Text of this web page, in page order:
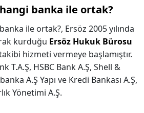
banka ile ortak?
ile ortak?, Ersöz 2005 yılında
kurduğu Ersöz Hukuk Bürosu
hizmeti vermeye başlamıştır.
T.A.Ş, HSBC Bank A.Ş, Shell &
A.Ş Yapı ve Kredi Bankası A.Ş,
Yönetimi A.Ş.